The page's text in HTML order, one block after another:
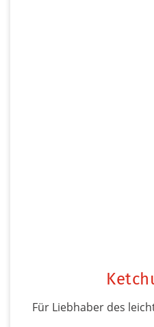
Für Liebhaber des